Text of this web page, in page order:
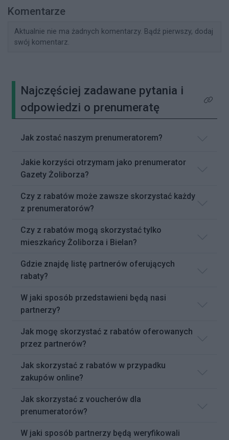
Komentarze
Aktualnie nie ma żadnych komentarzy. Bądź pierwszy, dodaj
swój komentarz.
Najczęściej zadawane pytania i
odpowiedzi o prenumeratę
Kliknij
Jak zostać naszym prenumeratorem?
Jakie korzyści otrzymam jako prenumerator
Gazety Żoliborza?
Czy z rabatów może zawsze skorzystać każdy
z prenumeratorów?
Czy z rabatów mogą skorzystać tylko
mieszkańcy Żoliborza i Bielan?
Gdzie znajdę listę partnerów oferujących
rabaty?
W jaki sposób przedstawieni będą nasi
partnerzy?
Jak mogę skorzystać z rabatów oferowanych
przez partnerów?
Jak skorzystać z rabatów w przypadku
zakupów online?
Jak skorzystać z voucherów dla
prenumeratorów?
W jaki sposób partnerzy będą weryfikowali